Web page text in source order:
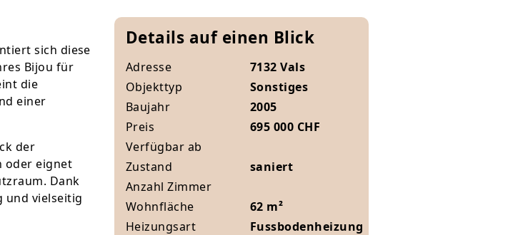
sich diese
Bijou für
die
einer
der
oder eignet
Dank
und vielseitig
Details auf einen Blick
Adresse
7132 Vals
Objekttyp
Sonstiges
Baujahr
2005
Preis
695 000 CHF
Verfügbar ab
Zustand
saniert
Anzahl Zimmer
Wohnfläche
62 m²
Heizungsart
Fussbodenheizung